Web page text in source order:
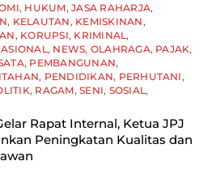
, HUKUM,JASA RAHARJA,
, KELAUTAN , KEMISKINAN ,
, KORUPSI, KRIMINAL ,
, NEWS, OLAHRAGA, PAJAK,
, PEMBANGUNAN,
, PENDIDIKAN, PERHUTANI ,
, RAGAM,SENI, SOSIAL ,
Rapat Internal, Ketua JPJ
Peningkatan Kualitas dan